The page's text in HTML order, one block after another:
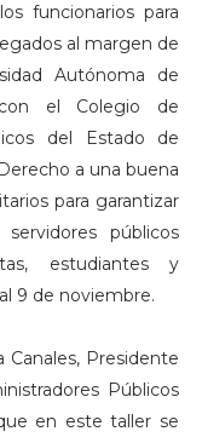
funcionarios para
al margen de
Autónoma de
con el Colegio de
del Estado de
a una buena
para garantizar
públicos
estudiantes y
9 de noviembre.
Canales, Presidente
Públicos
en este taller se